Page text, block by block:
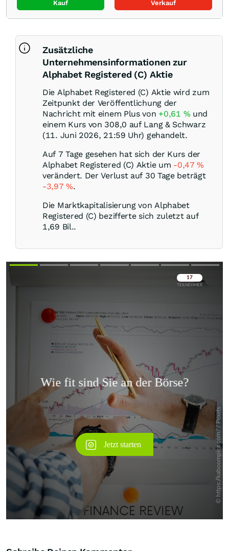
Kauf Verkauf
Zusätzliche
Unternehmensinformationen zur
Alphabet Registered (C) Aktie
Die Alphabet Registered (C) Aktie wird zum
Zeitpunkt der Veröffentlichung der
Nachricht mit einem Plus von +0,61 % und
einem Kurs von 308,0 auf Lang & Schwarz
(11. Juni 2026, 21:59 Uhr) gehandelt.
Auf 7 Tage gesehen hat sich der Kurs der
Alphabet Registered (C) Aktie um -0,47%
verändert. Der Verlust auf 30 Tage beträgt
-3,97%.
Die Marktkapitalisierung von Alphabet
Registered (C) bezifferte sich zuletzt auf
1,69 Bil..
Überspringen